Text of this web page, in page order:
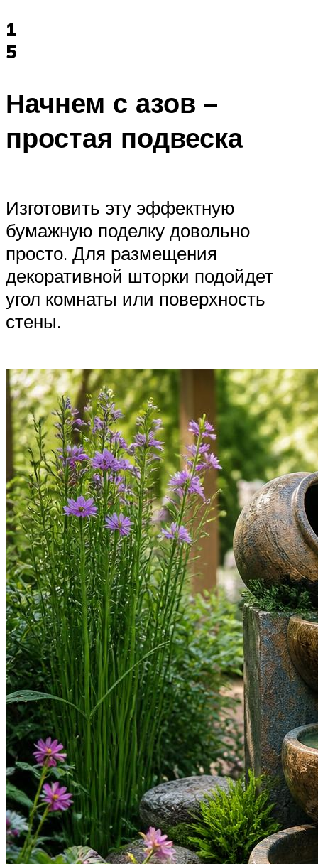
1
5
Начнем с азов –
простая подвеска
Изготовить эту эффектную
бумажную поделку довольно
просто. Для размещения
декоративной шторки подойдет
угол комнаты или поверхность
стены.